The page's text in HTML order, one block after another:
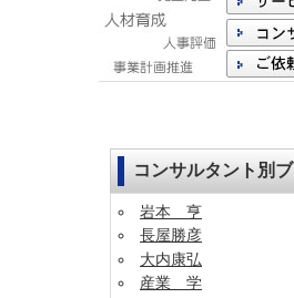
コンサルタント別
岩本 亨
長屋勝彦
大内康弘
産業 学